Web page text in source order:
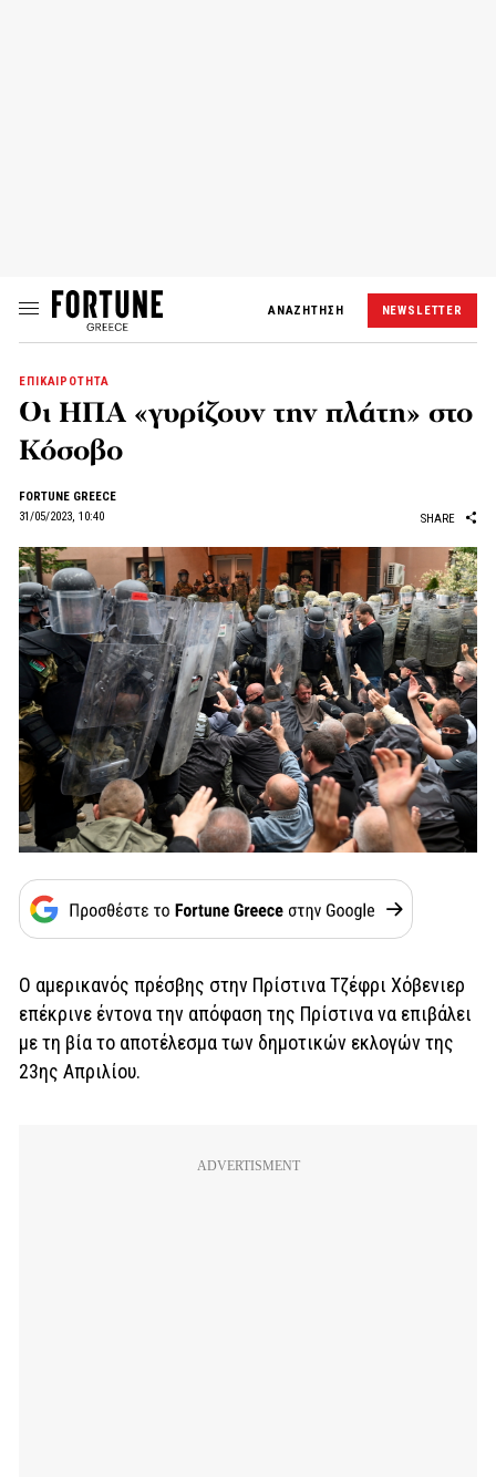
ΑΝΑΖΗΤΗΣΗ NEWSLETTER
ΕΠΙΚΑΙΡΟΤΗΤΑ
Οι ΗΠΑ «γυρίζουν την πλάτη» στο
Κόσοβο
FORTUNE GREECE
31/05/2023, 10:40
SHARE
Ο αμερικανός πρέσβης στην Πρίστινα Τζέφρι Χόβενιερ
επέκρινε έντονα την απόφαση της Πρίστινα να επιβάλει
με τη βία το αποτέλεσμα των δημοτικών εκλογών της
23ης Απριλίου.